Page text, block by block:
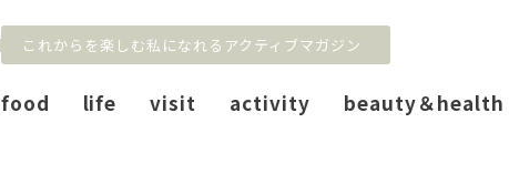
これからを楽しむ私になれるアクティブマガジン
food life visit activity beauty＆health